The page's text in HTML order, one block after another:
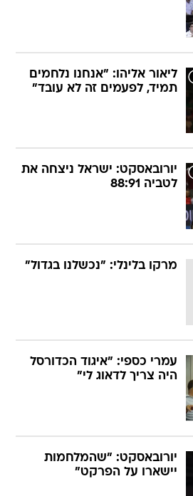
ליאור אליהו: "אנחנו נלחמים
תמיד, לפעמים זה לא עובד"
יורובאסקט: ישראל ניצחה את
לטביה 88:91
מרקו בלינלי: "נכשלנו בגדול"
עמרי כספי: "איגוד הכדורסל
היה צריך לדאוג לי"
יורובאסקט: "שהמלחמות
יישארו על הפרקט"